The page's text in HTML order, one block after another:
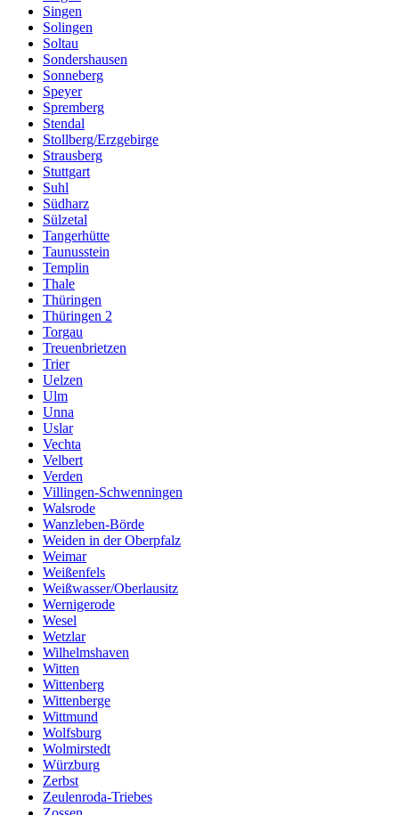
Singen
Solingen
Soltau
Sondershausen
Sonneberg
Speyer
Spremberg
Stendal
Stollberg/Erzgebirge
Strausberg
Stuttgart
Suhl
Südharz
Sülzetal
Tangerhütte
Taunusstein
Templin
Thale
Thüringen
Thüringen 2
Torgau
Treuenbrietzen
Trier
Uelzen
Ulm
Unna
Uslar
Vechta
Velbert
Verden
Villingen-Schwenningen
Walsrode
Wanzleben-Börde
Weiden in der Oberpfalz
Weimar
Weißenfels
Weißwasser/Oberlausitz
Wernigerode
Wesel
Wetzlar
Wilhelmshaven
Witten
Wittenberg
Wittenberge
Wittmund
Wolfsburg
Wolmirstedt
Würzburg
Zerbst
Zeulenroda-Triebes